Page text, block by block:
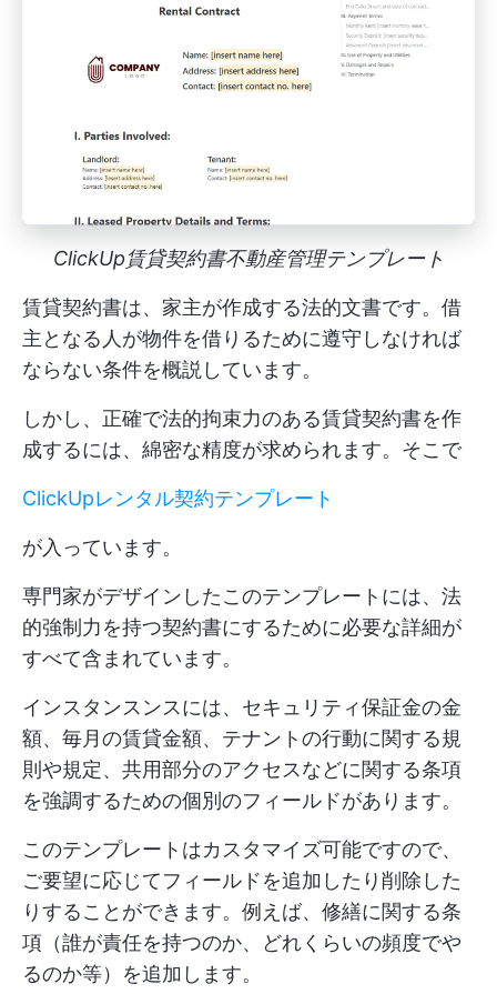
ClickUp賃貸契約書不動産管理テンプレート
賃貸契約書は、家主が作成する法的文書です。借
主となる人が物件を借りるために遵守しなければ
ならない条件を概説しています。
しかし、正確で法的拘束力のある賃貸契約書を作
成するには、綿密な精度が求められます。そこで
ClickUpレンタル契約テンプレート
が入っています。
専門家がデザインしたこのテンプレートには、法
的強制力を持つ契約書にするために必要な詳細が
すべて含まれています。
インスタンスンスには、セキュリティ保証金の金
額、毎月の賃貸金額、テナントの行動に関する規
則や規定、共用部分のアクセスなどに関する条項
を強調するための個別のフィールドがあります。
このテンプレートはカスタマイズ可能ですので、
ご要望に応じてフィールドを追加したり削除した
りすることができます。例えば、修繕に関する条
項（誰が責任を持つのか、どれくらいの頻度でや
るのか等）を追加します。